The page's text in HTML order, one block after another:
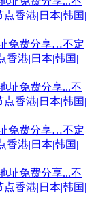
址免费分享…不定
港|日本|韩国|
址免费分享…不定
港|日本|韩国|